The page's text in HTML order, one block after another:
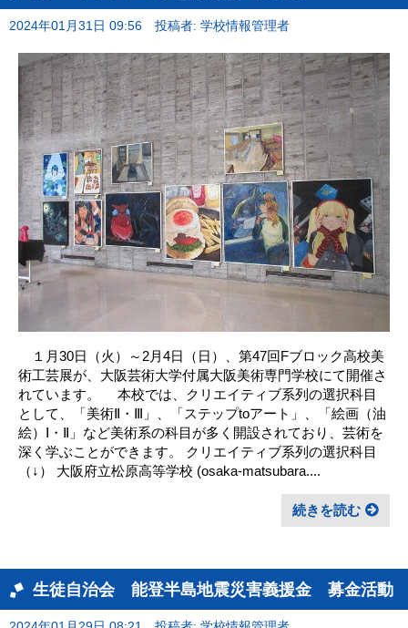
2024年01月31日 09:56 投稿者: 学校情報管理者
１月30日（火）～2月4日（日）、第47回Fブロック高校美
術工芸展が、大阪芸術大学付属大阪美術専門学校にて開催さ
れています。 本校では、クリエイティブ系列の選択科目
として、「美術Ⅱ・Ⅲ」、「ステップtoアート」、「絵画（油
絵）Ⅰ・Ⅱ」など美術系の科目が多く開設されており、芸術を
深く学ぶことができます。 クリエイティブ系列の選択科目
（↓） 大阪府立松原高等学校 (osaka-matsubara....
続きを読む
生徒自治会 能登半島地震災害義援金 募金活動